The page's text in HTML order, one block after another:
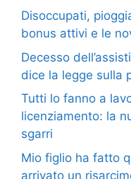
Disoccupati,
bonus attivi e le
Decesso
dice la legge sulla
Tutti lo fanno a
licenziamento: la
sgarri
Mio figlio ha fatto
arrivato un